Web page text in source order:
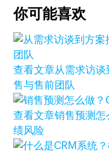
你可能喜欢
查看文章从需求访
售与售前团队
查看文章销售预测怎
绩风险